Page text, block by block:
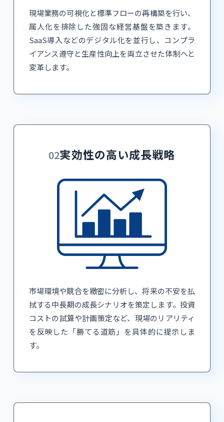
現場業務の可視化と標準フローの再構築を行い、
属人化を排除した強固な経営基盤を築きます。
SaaS導入などのデジタル化を並行し、コンプラ
イアンス遵守と生産性向上を両立させた体制へと
変革します。
02実効性の高い成長戦略
市場環境や競合を緻密に分析し、将来の不安を払
拭する中長期の成長シナリオを策定します。投資
コストの試算や計画策定など、現場のリアリティ
を反映した「勝てる道筋」を具体的に提示しま
す。